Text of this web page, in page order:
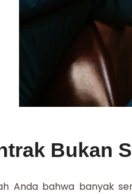
Bukan
Anda bahwa banyak